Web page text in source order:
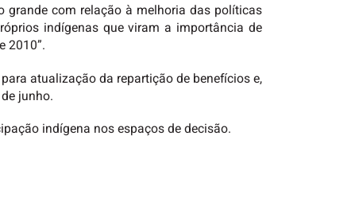
grande com relação à melhoria das políticas
indígenas que viram a importância de
2010”.
atualização da repartição de benefícios e,
junho.
indígena nos espaços de decisão.